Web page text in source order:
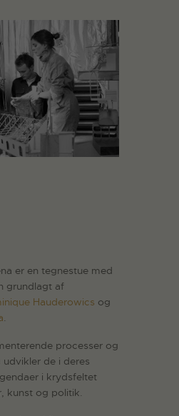
er en tegnestue med
grundlagt af
Hauderowics og
.
processer og
de i deres
i krydsfeltet
kunst og politik.